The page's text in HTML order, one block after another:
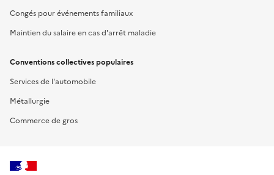
Congés pour événements familiaux
Maintien du salaire en cas d'arrêt maladie
Conventions collectives populaires
Services de l'automobile
Métallurgie
Commerce de gros